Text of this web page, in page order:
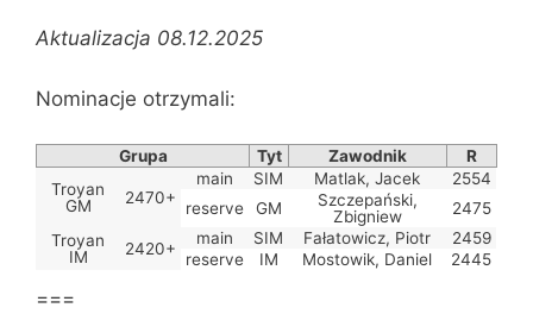
Aktualizacja 08.12.2025
Nominacje otrzymali:
Grupa Tyt Zawodnik
R
Troyan
GM
2470+
main SIM Matlak, Jacek
2554
reserve
GM
Szczepański,
Zbigniew
2475
Troyan
IM
2420+
main SIM Fałatowicz, Piotr
2459
reserve
IM Mostowik, Daniel 2445
===